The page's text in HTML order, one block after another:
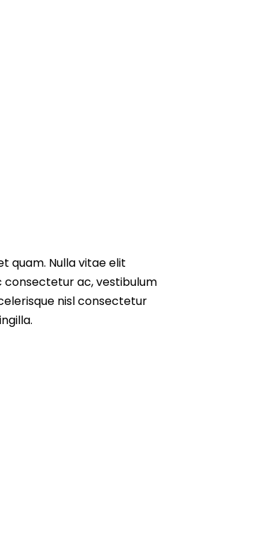
quam. Nulla vitae elit
consectetur ac, vestibulum
nisl consectetur